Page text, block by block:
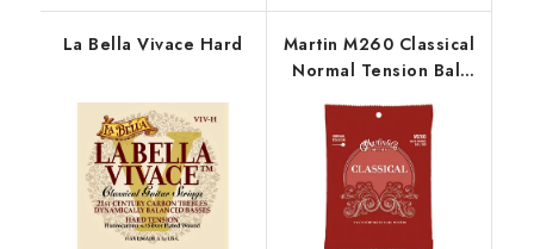
La Bella Vivace Hard
Martin M260 Classical
Normal Tension Ball